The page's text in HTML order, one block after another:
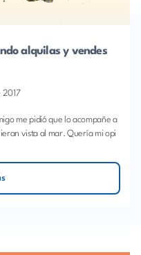
alquilas y vendes
me pidió que lo acompañe a
vista al mar. Quería mi opi